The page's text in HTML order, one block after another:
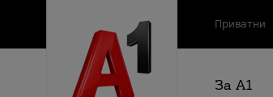
Приватни
За А1